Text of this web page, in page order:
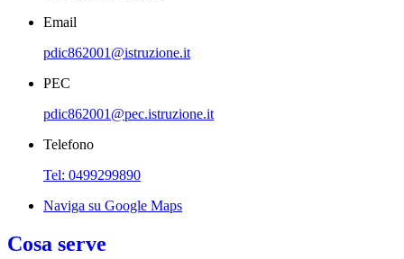
Email
pdic862001@istruzione.it
PEC
pdic862001@pec.istruzione.it
Telefono
Tel: 0499299890
Naviga su Google Maps
Cosa serve